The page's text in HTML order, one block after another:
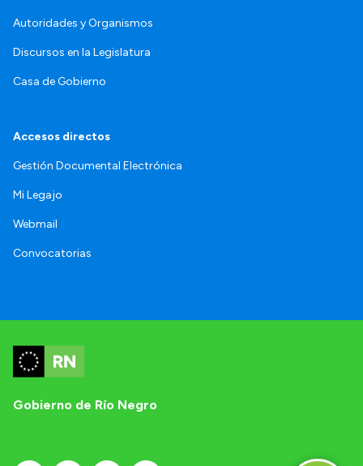
Autoridades y Organismos
Discursos en la Legislatura
Casa de Gobierno
Accesos directos
Gestión Documental Electrónica
Mi Legajo
Webmail
Convocatorias
Gobierno de Río Negro